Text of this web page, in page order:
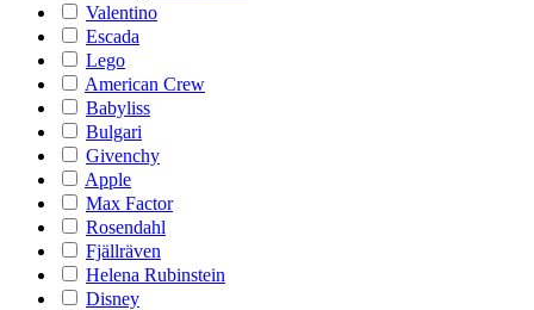
Valentino
Escada
Lego
American Crew
Babyliss
Bulgari
Givenchy
Apple
Max Factor
Rosendahl
Fjällräven
Helena Rubinstein
Disney